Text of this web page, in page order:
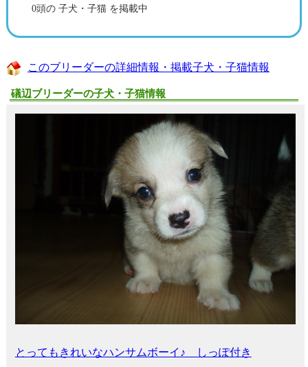
0頭の 子犬・子猫 を掲載中
このブリーダーの詳細情報・掲載子犬・子猫情報
礒辺ブリーダーの子犬・子猫情報
とってもきれいなハンサムボーイ♪ しっぽ付き